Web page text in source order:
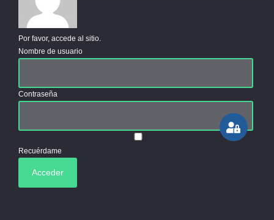
Por favor, accede al sitio.
Nombre de usuario
Contraseña
Recuérdame